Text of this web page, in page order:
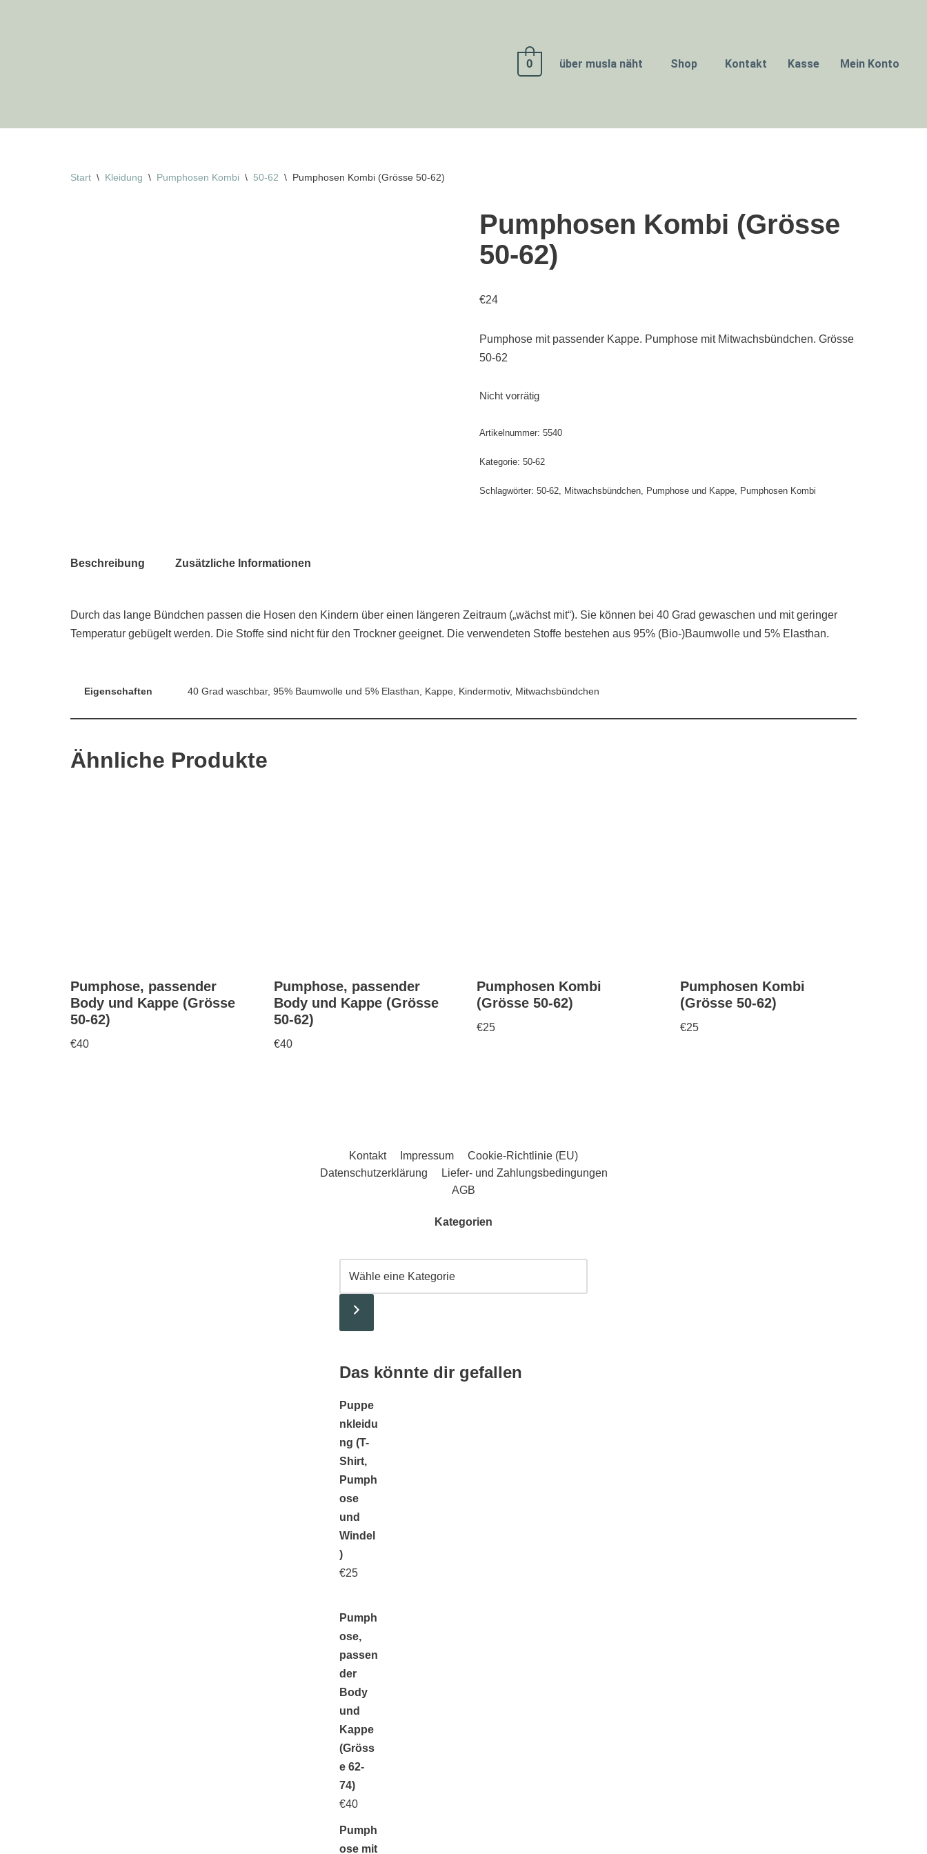
0 über musla näht Shop Kontakt Kasse Mein Konto
Start \ Kleidung \ Pumphosen Kombi \ 50-62 \ Pumphosen Kombi (Grösse 50-62)
Pumphosen Kombi (Grösse
50-62)
€24
Pumphose mit passender Kappe. Pumphose mit Mitwachsbündchen. Grösse
50-62
Nicht vorrätig
Artikelnummer: 5540
Kategorie: 50-62
Schlagwörter: 50-62, Mitwachsbündchen, Pumphose und Kappe, Pumphosen Kombi
Beschreibung Zusätzliche Informationen
Durch das lange Bündchen passen die Hosen den Kindern über einen längeren Zeitraum („wächst mit“). Sie können bei 40 Grad gewaschen und mit geringer
Temperatur gebügelt werden. Die Stoffe sind nicht für den Trockner geeignet. Die verwendeten Stoffe bestehen aus 95% (Bio-)Baumwolle und 5% Elasthan.
Eigenschaften 40 Grad waschbar, 95% Baumwolle und 5% Elasthan, Kappe, Kindermotiv, Mitwachsbündchen
Ähnliche Produkte
Pumphose, passender
Body und Kappe (Grösse
50-62)
€40
Pumphose, passender
Body und Kappe (Grösse
50-62)
€40
Pumphosen Kombi
(Grösse 50-62)
€25
Pumphosen Kombi
(Grösse 50-62)
€25
Kontakt Impressum
Cookie-Richtlinie (EU)
Datenschutzerklärung
Liefer- und Zahlungsbedingungen
AGB
Kategorien
Das könnte dir gefallen
Puppe
nkleidu
ng (T-
Shirt,
Pumph
ose
und
Windel
)
€25
Pumph
ose,
passen
der
Body
und
Kappe
(Gröss
e 62-
74)
€40
Pumph
ose mit